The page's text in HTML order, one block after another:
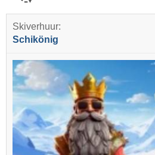
Skiverhuur:
Schikönig